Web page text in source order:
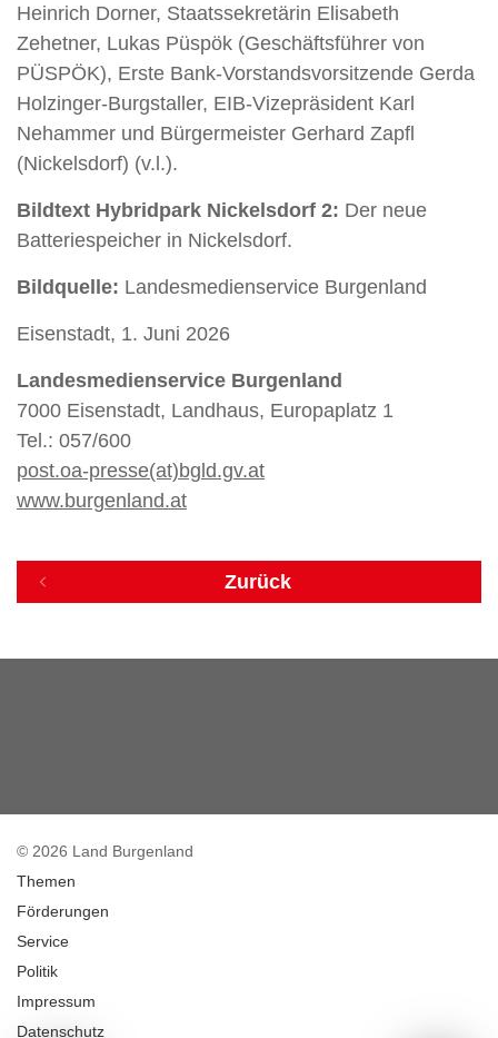
Heinrich Dorner, Staatssekretärin Elisabeth
Zehetner, Lukas Püspök (Geschäftsführer von
PÜSPÖK), Erste Bank-Vorstandsvorsitzende Gerda
Holzinger-Burgstaller, EIB-Vizepräsident Karl
Nehammer und Bürgermeister Gerhard Zapfl
(Nickelsdorf) (v.l.).
Bildtext​​​​​​​ Hybridpark Nickelsdorf 2: Der neue
Batteriespeicher in Nickelsdorf.
Bildquelle: Landesmedienservice Burgenland
Eisenstadt, 1. Juni 2026
Landesmedienservice Burgenland
7000 Eisenstadt, Landhaus, Europaplatz 1
Tel.: 057/600
post.oa-presse(at)bgld.gv.at
www.burgenland.at
Zurück
© 2026 Land Burgenland
Themen
Förderungen
Service
Politik
Impressum
Datenschutz